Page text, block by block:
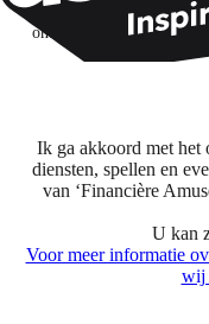
Ik abonneer me om
ontdekken op basis van
Ik ga akkoord met het
diensten, spellen en
van ‘Financière
U kan
Voor meer informatie
wij